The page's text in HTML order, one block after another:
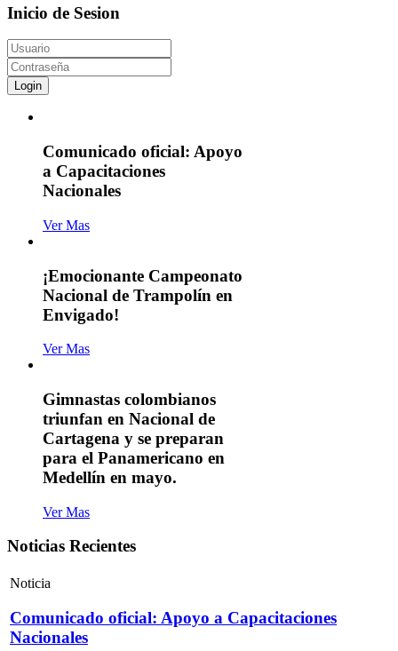
Inicio de Sesion
Login
Comunicado oficial: Apoyo
a Capacitaciones
Nacionales
Ver Mas
¡Emocionante Campeonato
Nacional de Trampolín en
Envigado!
Ver Mas
Gimnastas colombianos
triunfan en Nacional de
Cartagena y se preparan
para el Panamericano en
Medellín en mayo.
Ver Mas
Noticias Recientes
Noticia
Comunicado oficial: Apoyo a Capacitaciones
Nacionales